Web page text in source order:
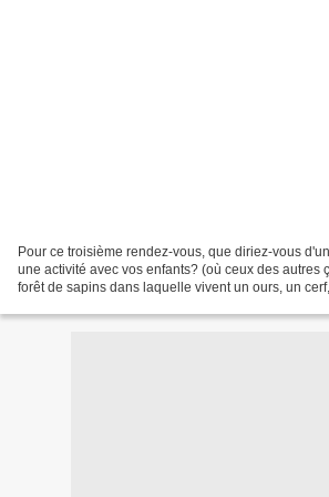
Pour ce troisième rendez-vous, que diriez-vous
une activité avec vos enfants? (où ceux des autres
forêt de sapins dans laquelle vivent un ours, un